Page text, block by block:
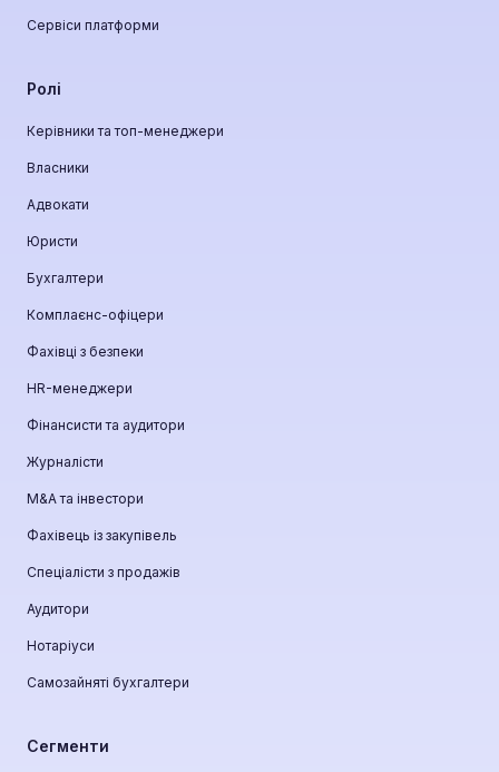
Сервіси платформи
Ролі
Керівники та топ-менеджери
Власники
Адвокати
Юристи
Бухгалтери
Комплаєнс-офіцери
Фахівці з безпеки
HR-менеджери
Фінансисти та аудитори
Журналісти
М&A та інвестори
Фахівець із закупівель
Спеціалісти з продажів
Аудитори
Нотаріуси
Самозайняті бухгалтери
Сегменти